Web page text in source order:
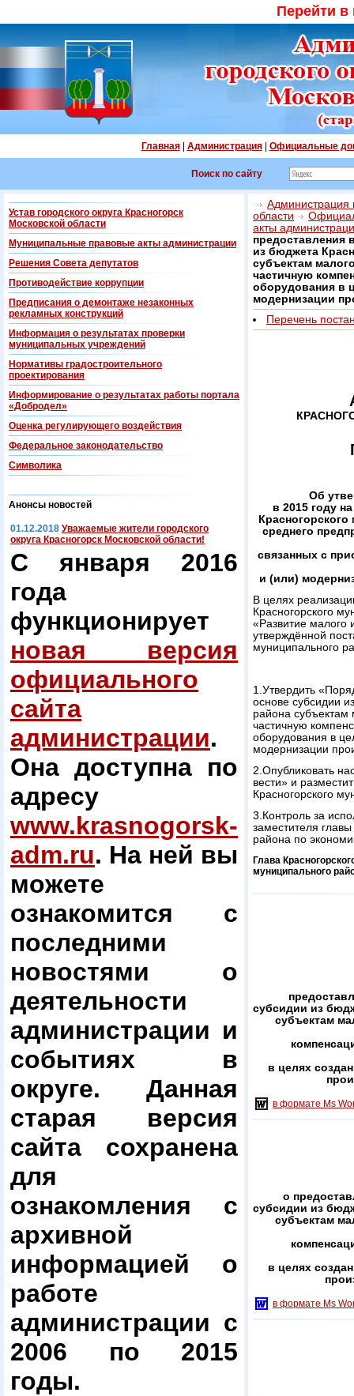
Перейти
Главная| Администрация| Официальные
Поиск по сайту
Устав городского округа Красногорск
Московской области
Муниципальные правовые акты администрации
Решения Совета депутатов
Противодействие коррупции
Предписания о демонтаже незаконных
рекламных конструкций
Информация о результатах проверки
муниципальных учреждений
Нормативы градостроительного
проектирования
Информирование о результатах работы портала
«Добродел»
Оценка регулирующего воздействия
Федеральнoe законодательство
Символика
Анонсы новостей
01.12.2018 Уважаемые жители городского
округа Красногорск Московской области!
С января 2016
года
функционирует
новая версия
официального
сайта
администрации.
Она доступна по
адресу
www.krasnogorsk-
adm.ru. На ней вы
можете
ознакомится с
последними
новостями о
деятельности
администрации и
событиях в
округе. Данная
старая версия
сайта сохранена
для
ознакомления с
архивной
информацией о
работе
администрации с
2006 по 2015
годы.
Администрация
области
акты
предоставления
из бюджета
субъектам
частичную
оборудования в
модернизации
Перечень
Об
в 2015 году
среднего
связанных с
и (или)
В целях
Красногорского
«Развитие малого
утверждённой
муниципального
1.Утвердить
основе субсидии
района субъектам
частичную
оборудования в
модернизации
2.Опубликовать
вести» и
Красногорского
3.Контроль за
заместителя
района по
Глава
муниципального
субсидии из
субъектам
в целях
в формате Ms
о
субсидии из
субъектам
в целях
в формате Ms